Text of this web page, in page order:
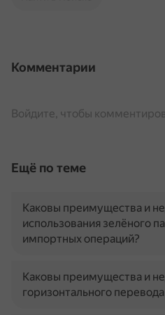
Комментарии
Войдите, чтобы
Ещё по теме
Каковы преимущества и
использования зелёного
импортных операций?
Каковы преимущества и
горизонтального